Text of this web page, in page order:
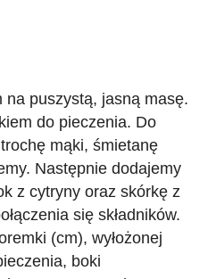
puszystą, jasną masę.
do pieczenia. Do
mąki, śmietanę
Następnie dodajemy
z cytryny oraz skórkę z
się składników.
(cm), wyłożonej
boki